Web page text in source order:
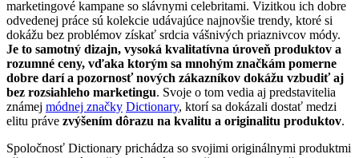
marketingové kampane so slávnymi celebritami. Vizitkou ich dobre
odvedenej práce sú kolekcie udávajúce najnovšie trendy, ktoré si
dokážu bez problémov získať srdcia vášnivých priaznivcov módy.
Je to samotný dizajn, vysoká kvalitatívna úroveň produktov a
rozumné ceny, vďaka ktorým sa mnohým značkám pomerne
dobre darí a pozornosť nových zákazníkov dokážu vzbudiť aj
bez rozsiahleho marketingu. Svoje o tom vedia aj predstavitelia
známej módnej značky Dictionary, ktorí sa dokázali dostať medzi
elitu práve zvýšením dôrazu na kvalitu a originalitu produktov.
Spoločnosť Dictionary prichádza so svojimi originálnymi produktmi